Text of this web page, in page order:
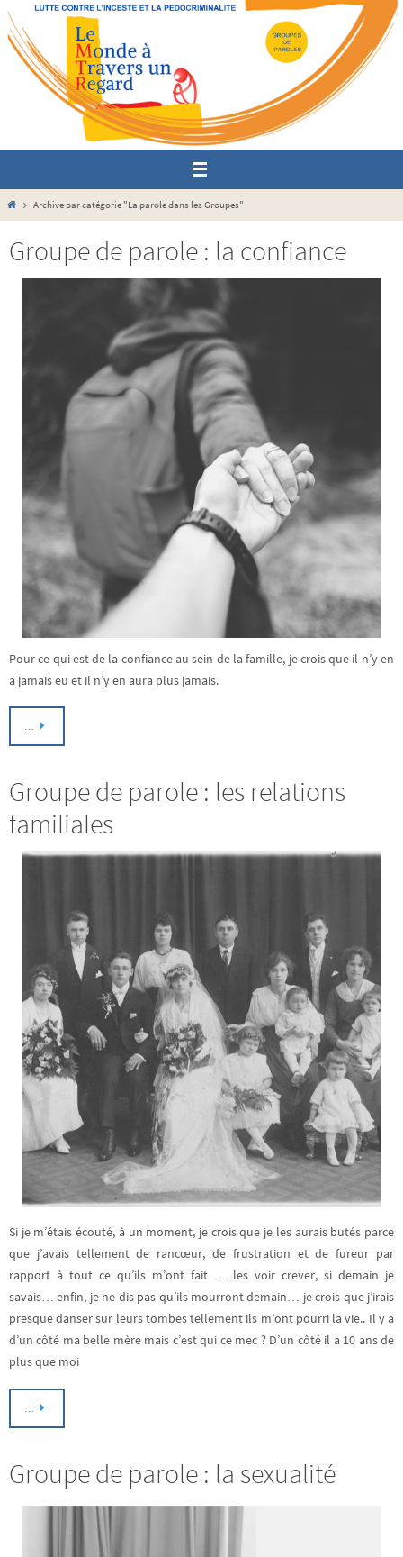
Passer
vers
contenu
HomeArchive par catégorie "La parole dans les Groupes"
Groupe de parole : la confiance
Pour ce qui est de la confiance au sein de la famille, je crois que il n’y en
a jamais eu et il n’y en aura plus jamais.
…
Groupe de parole : les relations
familiales
Si je m’étais écouté, à un moment, je crois que je les aurais butés parce
que j’avais tellement de rancœur, de frustration et de fureur par
rapport à tout ce qu’ils m’ont fait … les voir crever, si demain je
savais… enfin, je ne dis pas qu’ils mourront demain… je crois que j’irais
presque danser sur leurs tombes tellement ils m’ont pourri la vie.. Il y a
d’un côté ma belle mère mais c’est qui ce mec ? D’un côté il a 10 ans de
plus que moi
…
Groupe de parole : la sexualité